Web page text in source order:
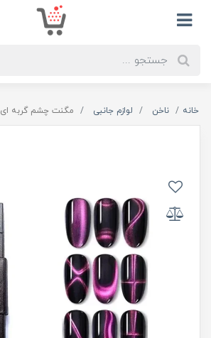
خانه ناخن لوازم جانبی مگنت چشم گربه ای 3D & 5D